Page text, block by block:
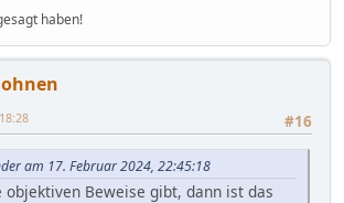
haben!
#16
am 17. Februar 2024, 22:45:18
objektiven Beweise gibt, dann ist das